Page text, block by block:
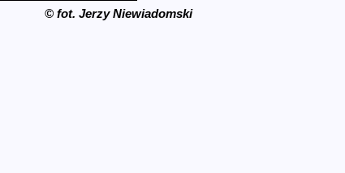
© fot. Jerzy Niewiadomski